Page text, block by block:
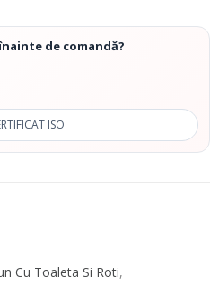
de comandă?
ISO
Cu Toaleta Si Roti,